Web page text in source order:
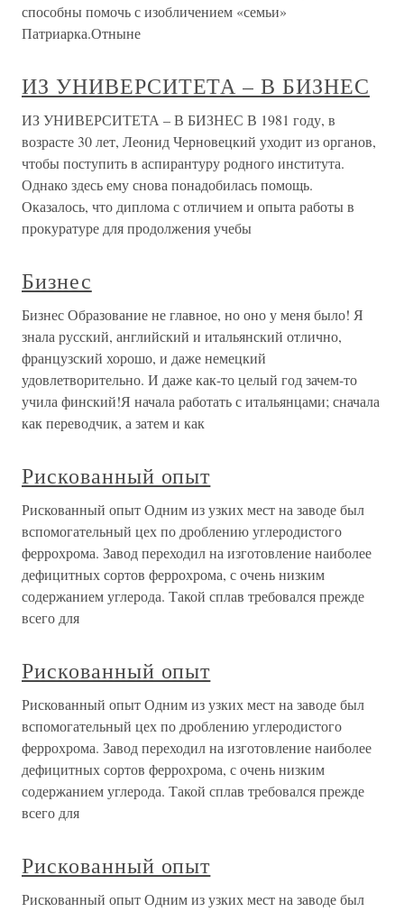
способны помочь с изобличением «семьи»
Патриарка.Отныне
ИЗ УНИВЕРСИТЕТА – В БИЗНЕС
ИЗ УНИВЕРСИТЕТА – В БИЗНЕС В 1981 году, в
возрасте 30 лет, Леонид Черновецкий уходит из органов,
чтобы поступить в аспирантуру родного института.
Однако здесь ему снова понадобилась помощь.
Оказалось, что диплома с отличием и опыта работы в
прокуратуре для продолжения учебы
Бизнес
Бизнес Образование не главное, но оно у меня было! Я
знала русский, английский и итальянский отлично,
французский хорошо, и даже немецкий
удовлетворительно. И даже как-то целый год зачем-то
учила финский!Я начала работать с итальянцами; сначала
как переводчик, а затем и как
Рискованный опыт
Рискованный опыт Одним из узких мест на заводе был
вспомогательный цех по дроблению углеродистого
феррохрома. Завод переходил на изготовление наиболее
дефицитных сортов феррохрома, с очень низким
содержанием углерода. Такой сплав требовался прежде
всего для
Рискованный опыт
Рискованный опыт Одним из узких мест на заводе был
вспомогательный цех по дроблению углеродистого
феррохрома. Завод переходил на изготовление наиболее
дефицитных сортов феррохрома, с очень низким
содержанием углерода. Такой сплав требовался прежде
всего для
Рискованный опыт
Рискованный опыт Одним из узких мест на заводе был